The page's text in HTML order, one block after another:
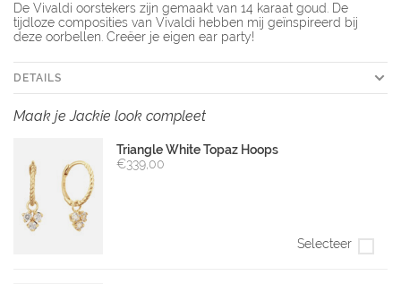
De Vivaldi oorstekers zijn gemaakt van 14 karaat goud. De
tijdloze composities van Vivaldi hebben mij geïnspireerd bij
deze oorbellen. Creëer je eigen ear party!
DETAILS
Maak je Jackie look compleet
Triangle White Topaz Hoops
€339,00
Selecteer